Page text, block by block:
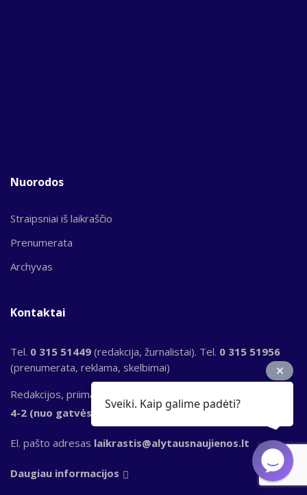
Nuorodos
Straipsniai iš laikraščio
Prenumerata
Archyvas
Kontaktai
Tel. 0 315 51449 (redakcija, žurnalistai). Tel. 0 315 51956
(prenumerata, reklama, skelbimai)
Redakcijos, priimamojo adresas
4-2 (nuo gatvės pusės), LT-62137, Alytus
El. pašto adresas laikrastis@alytausnaujienos.lt
Daugiau informacijos
Sveiki. Kaip galime padėti?